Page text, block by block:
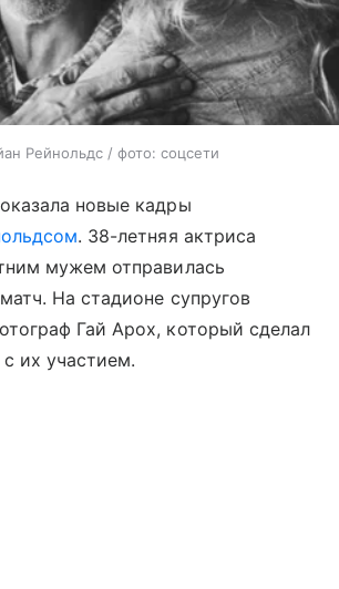
Рейнольдс / фото: соцсети
новые кадры
. 38-летняя актриса
мужем отправилась
На стадионе супругов
Гай Арох, который сделал
их участием.